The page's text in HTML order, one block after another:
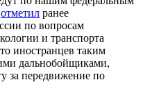
отметил ранее
по вопросам
и транспорта
иностранцев таким
дальнобойщиками,
за передвижение по